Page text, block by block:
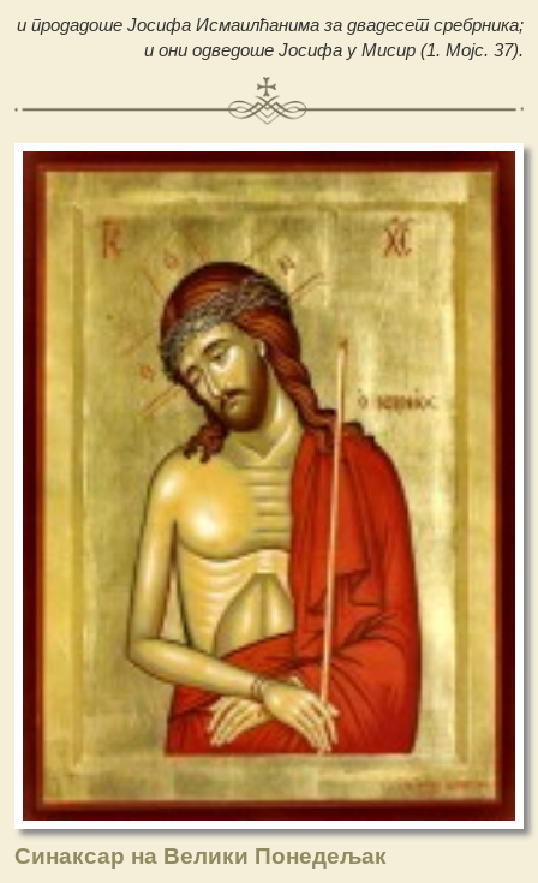
и продадоше Јосифа Исмаилћанима за двадесет сребрника;
и они одведоше Јосифа у Мисир (1. Мојс. 37).
Синаксар на Велики Понедељак